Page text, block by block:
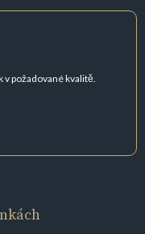
požadované kvalitě.